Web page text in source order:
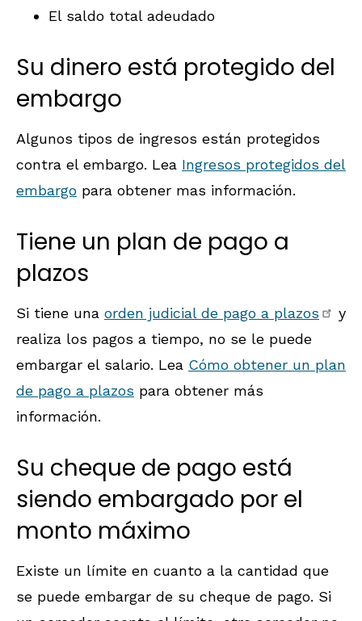
El saldo total adeudado
Su dinero está protegido del
embargo
Algunos tipos de ingresos están protegidos
contra el embargo. Lea Ingresos protegidos del
embargo para obtener mas información.
Tiene un plan de pago a
plazos
Si tiene una orden judicial de pago a plazos
y
realiza los pagos a tiempo, no se le puede
embargar el salario. Lea Cómo obtener un plan
de pago a plazos para obtener más
información.
Su cheque de pago está
siendo embargado por el
monto máximo
Existe un límite en cuanto a la cantidad que
se puede embargar de su cheque de pago. Si